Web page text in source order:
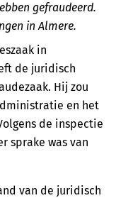
gefraudeerd.
in Almere.
in
de juridisch
Hij zou
en het
de inspectie
sprake was van
van de juridisch